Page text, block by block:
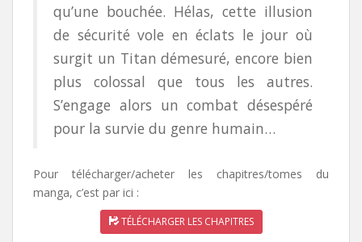
qu’une bouchée. Hélas, cette illusion
de sécurité vole en éclats le jour où
surgit un Titan démesuré, encore bien
plus colossal que tous les autres.
S’engage alors un combat désespéré
pour la survie du genre humain…
Pour télécharger/acheter les chapitres/tomes du
manga, c’est par ici :
TÉLÉCHARGER LES CHAPITRES